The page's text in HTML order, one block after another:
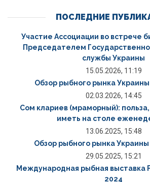
ПОСЛЕДНИЕ
Участие Ассоциации во встрече
Председателем
службы Украины
15.05.2026, 11:19
Обзор рыбного рынка Украины
02.03.2026, 14:45
Сом клариев (мраморный):
иметь на столе
13.06.2025, 15:48
Обзор рыбного рынка Украины
29.05.2025, 15:21
Международная рыбная выставка
2024